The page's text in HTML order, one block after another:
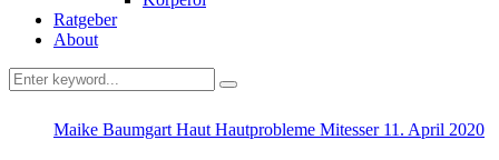
Ratgeber
About
Maike Baumgart Haut Hautprobleme Mitesser 11. April 2020